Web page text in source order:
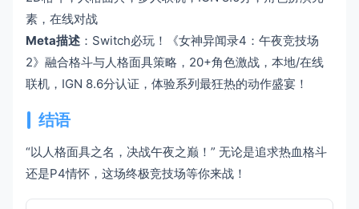
素，在线对战
Meta描述 ：Switch必玩！《女神异闻录4：午夜竞技场
2》融合格斗与人格面具策略，20+角色激战，本地/在线
联机，IGN 8.6分认证，体验系列最狂热的动作盛宴！
结语
“以人格面具之名，决战午夜之巅！” 无论是追求热血格斗
还是P4情怀，这场终极竞技场等你来战！